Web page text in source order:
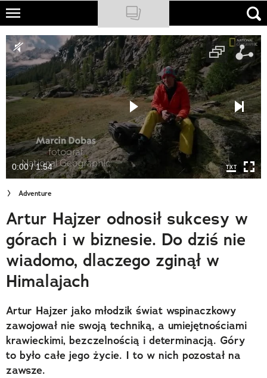
Skip
main
content
NATIONAL GEOGRAPHIC
TRAVELER
PODCASTY
Sklep
Newsletter
Cuda Polski
Wielki Konkurs Fotograficzny
Trendbook Podróżniczy
Polecane
0:00 / 1:54
Adventure
Artur Hajzer odnosił sukcesy w
górach i w biznesie. Do dziś nie
wiadomo, dlaczego zginął w
Himalajach
Artur Hajzer jako młodzik świat wspinaczkowy
zawojował nie swoją techniką, a umiejętnościami
krawieckimi, bezczelnością i determinacją. Góry
to było całe jego życie. I to w nich pozostał na
zawsze.